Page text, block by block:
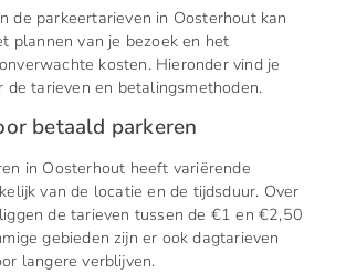
de parkeertarieven in Oosterhout kan
plannen van je bezoek en het
kosten. Hieronder vind je
de tarieven en betalingsmethoden.
betaald parkeren
in Oosterhout heeft variërende
van de locatie en de tijdsduur. Over
de tarieven tussen de €1 en €2,50
gebieden zijn er ook dagtarieven
langere verblijven.